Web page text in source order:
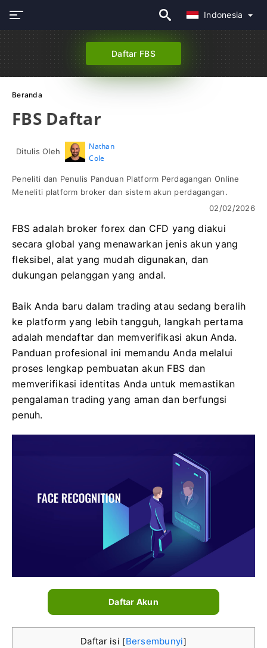
Indonesia
Daftar FBS
Beranda
FBS Daftar
Ditulis Oleh
Nathan
Cole
Peneliti dan Penulis Panduan Platform Perdagangan Online
Meneliti platform broker dan sistem akun perdagangan.
02/02/2026
FBS adalah broker forex dan CFD yang diakui
secara global yang menawarkan jenis akun yang
fleksibel, alat yang mudah digunakan, dan
dukungan pelanggan yang andal.
Baik Anda baru dalam trading atau sedang beralih
ke platform yang lebih tangguh, langkah pertama
adalah mendaftar dan memverifikasi akun Anda.
Panduan profesional ini memandu Anda melalui
proses lengkap pembuatan akun FBS dan
memverifikasi identitas Anda untuk memastikan
pengalaman trading yang aman dan berfungsi
penuh.
Daftar Akun
Daftar isi [Bersembunyi]